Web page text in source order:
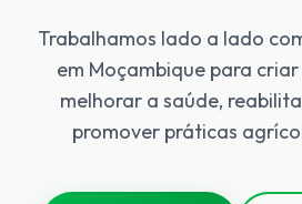
Trabalhamos lado a lado
em Moçambique para
melhorar a saúde,
promover práticas